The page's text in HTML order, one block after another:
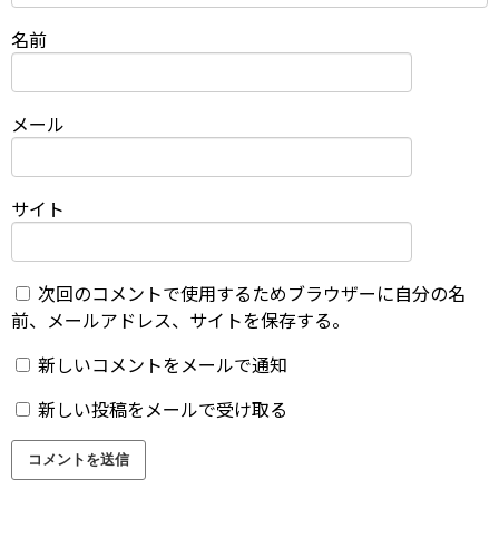
名前
メール
サイト
次回のコメントで使用するためブラウザーに自分の名
前、メールアドレス、サイトを保存する。
新しいコメントをメールで通知
新しい投稿をメールで受け取る